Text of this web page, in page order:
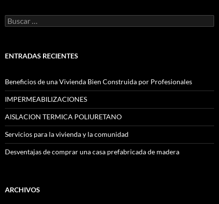
Buscar
por:
ENTRADAS RECIENTES
Beneficios de una Vivienda Bien Construida por Profesionales
IMPERMEABILIZACIONES
AISLACION TERMICA POLIURETANO
Servicios para la vivienda y la comunidad
Desventajas de comprar una casa prefabricada de madera
ARCHIVOS